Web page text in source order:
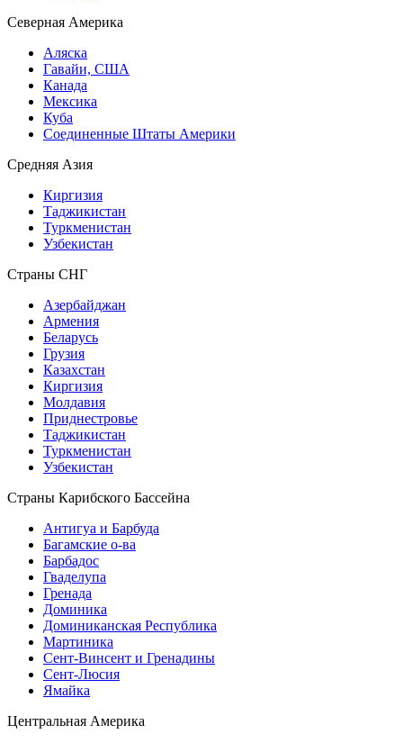
Северная Америка
Аляска
Гавайи, США
Канада
Мексика
Куба
Соединенные Штаты Америки
Средняя Азия
Киргизия
Таджикистан
Туркменистан
Узбекистан
Страны СНГ
Азербайджан
Армения
Беларусь
Грузия
Казахстан
Киргизия
Молдавия
Приднестровье
Таджикистан
Туркменистан
Узбекистан
Страны Карибского Бассейна
Антигуа и Барбуда
Багамские о-ва
Барбадос
Гваделупа
Гренада
Доминика
Доминиканская Республика
Мартиника
Сент-Винсент и Гренадины
Сент-Люсия
Ямайка
Центральная Америка